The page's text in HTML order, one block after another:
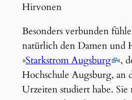
Hirvonen
Besonders verbunden
natürlich den Damen und
»Starkstrom Augsburg «,
Hochschule Augsburg, an
Urzeiten studiert habe. Sie